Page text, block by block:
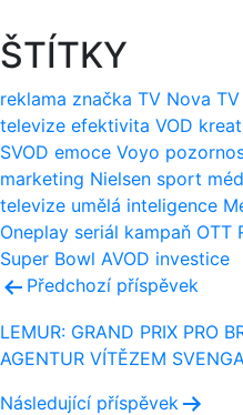
ŠTÍTKY
reklama značka TV Nova
televize efektivita VOD
SVOD emoce Voyo
marketing Nielsen sport
televize umělá inteligence
Oneplay seriál kampaň OTT
Super Bowl AVOD investice
Navigace
pro
příspěvek
Předchozí příspěvek
LEMUR: GRAND PRIX PRO
AGENTUR VÍTĚZEM
Následující příspěvek